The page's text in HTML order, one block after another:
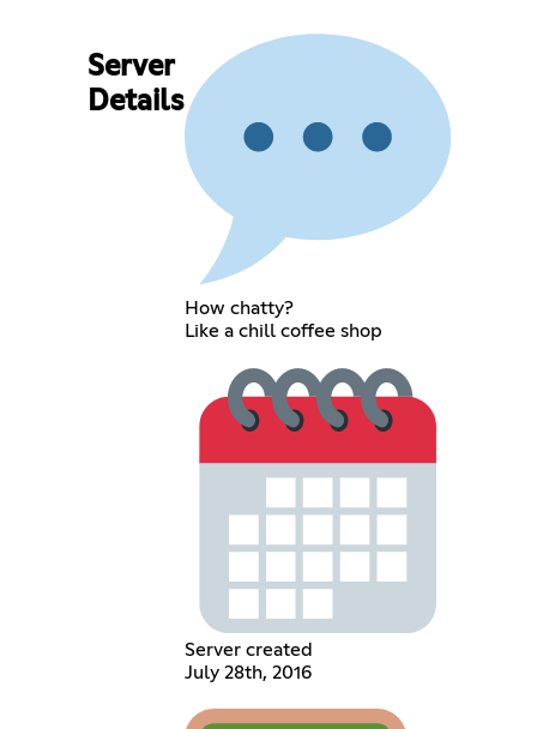
Server
Details
How chatty?
Like a chill coffee shop
Server created
July 28th, 2016